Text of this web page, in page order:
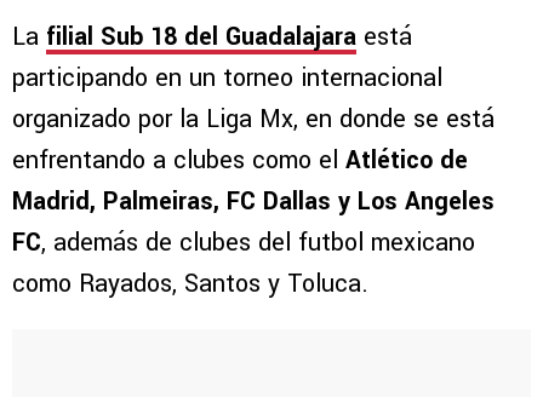
La filial Sub 18 del Guadalajara está
participando en un torneo internacional
organizado por la Liga Mx, en donde se está
enfrentando a clubes como el Atlético de
Madrid, Palmeiras, FC Dallas y Los Angeles
FC, además de clubes del futbol mexicano
como Rayados, Santos y Toluca.